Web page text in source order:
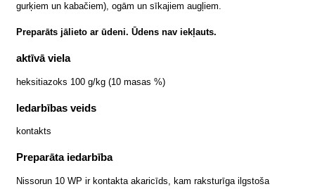
gurķiem un kabačiem), ogām un sīkajiem augļiem.
Preparāts jālieto ar ūdeni. Ūdens nav iekļauts.
aktīvā viela
heksitiazoks 100 g/kg (10 masas %)
Iedarbības veids
kontakts
Preparāta iedarbība
Nissorun 10 WP ir kontakta akaricīds, kam raksturīga ilgstoša